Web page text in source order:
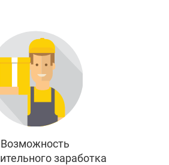
Возможность
заработка